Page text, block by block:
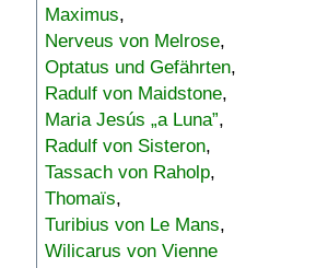
Maximus,
Nerveus von Melrose,
Optatus und Gefährten,
Radulf von Maidstone,
Maria Jesús „a Luna”,
Radulf von Sisteron,
Tassach von Raholp,
Thomaïs,
Turibius von Le Mans,
Wilicarus von Vienne